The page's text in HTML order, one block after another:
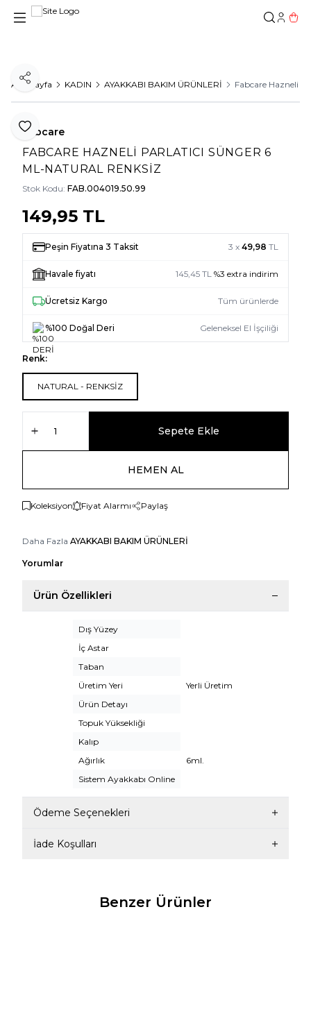
Ana Sayfa KADIN AYAKKABI BAKIM ÜRÜNLERİ Fabcare Hazneli
Favoriye Ekle
Paylaş
Fabcare
FABCARE HAZNELI PARLATICI SÜNGER 6
ML-NATURAL RENKSIZ
Stok Kodu: FAB.004019.50.99
149,95 TL
Peşin Fiyatına 3 Taksit 3 x 49,98 TL
Havale fiyatı 145,45 TL %3 extra indirim
Ücretsiz Kargo Tüm ürünlerde
%100 Doğal Deri Geleneksel El İşçiliği
Renk:
NATURAL - RENKSİZ
Sepete Ekle
HEMEN AL
Koleksiyon Fiyat Alarmı Paylaş
Daha Fazla AYAKKABI BAKIM ÜRÜNLERİ
Yorumlar
Ürün Özellikleri
Dış Yüzey
İç Astar
Taban
Üretim Yeri
Yerli Üretim
Ürün Detayı
Topuk Yüksekliği
Kalıp
Ağırlık
6ml.
Sistem Ayakkabı Online
Ödeme Seçenekleri
İade Koşulları
Benzer Ürünler